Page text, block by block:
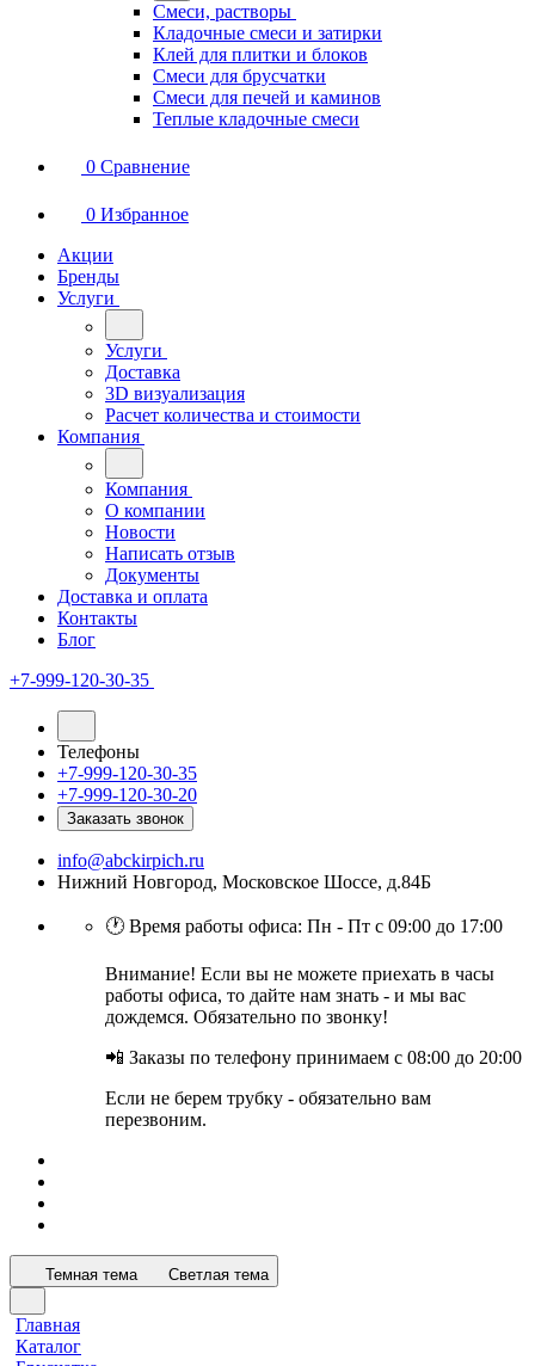
Смеси, растворы
Кладочные смеси и затирки
Клей для плитки и блоков
Смеси для брусчатки
Смеси для печей и каминов
Теплые кладочные смеси
0 Сравнение
0 Избранное
Акции
Бренды
Услуги
Услуги
Доставка
3D визуализация
Расчет количества и стоимости
Компания
Компания
О компании
Новости
Написать отзыв
Документы
Доставка и оплата
Контакты
Блог
+7-999-120-30-35
Телефоны
+7-999-120-30-35
+7-999-120-30-20
Заказать звонок
info@abckirpich.ru
Нижний Новгород, Московское Шоссе, д.84Б
🕐 Время работы офиса: Пн - Пт с 09:00 до 17:00
Внимание! Если вы не можете приехать в часы
работы офиса, то дайте нам знать - и мы вас
дождемся. Обязательно по звонку!
📲 Заказы по телефону принимаем с 08:00 до 20:00
Если не берем трубку - обязательно вам
перезвоним.
Темная тема Светлая тема
Главная
Каталог